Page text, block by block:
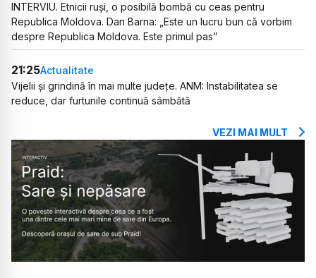
INTERVIU. Etnicii ruși, o posibilă bombă cu ceas pentru
Republica Moldova. Dan Barna: „Este un lucru bun că vorbim
despre Republica Moldova. Este primul pas”
21:25Actualitate
Vijelii și grindină în mai multe județe. ANM: Instabilitatea se
reduce, dar furtunile continuă sâmbătă
VEZI MAI MULT